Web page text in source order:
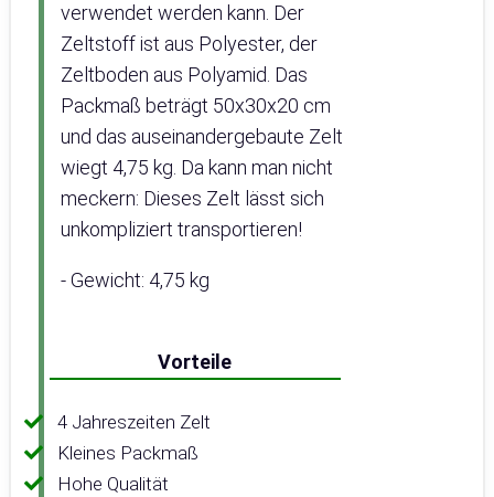
verwendet werden kann. Der
Zeltstoff ist aus Polyester, der
Zeltboden aus Polyamid. Das
Packmaß beträgt 50x30x20 cm
und das auseinandergebaute Zelt
wiegt 4,75 kg. Da kann man nicht
meckern: Dieses Zelt lässt sich
unkompliziert transportieren!
- Gewicht: 4,75 kg
Vorteile
4 Jahreszeiten Zelt
Kleines Packmaß
Hohe Qualität